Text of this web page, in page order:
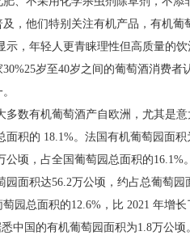
，他们特别关注有机产品，有机葡
年轻人更青睐理性但高质量的饮
岁至40岁之间的葡萄酒消费
有机葡萄酒产自欧洲，尤其是意
面积的 18.1%。法国有机葡萄园面
公顷，占全国葡萄园总面积的16.1%
积达56.2万公顷，约占总葡萄园
园总面积的12.6%，比 2021 年增
中国的有机葡萄园面积为1.8万公顷